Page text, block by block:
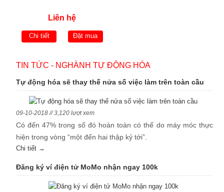
Liên hệ
Chi tiết Đặt mua
TIN TỨC - NGHÀNH TỰ ĐỘNG HÓA
Tự động hóa sẽ thay thế nửa số việc làm trên toàn cầu
09-10-2018 // 3,120 lượt xem
Có đến 47% trong số đó hoàn toàn có thể do máy móc thực
hiện trong vòng “một đến hai thập kỷ tới”.
Chi tiết →
Đăng ký ví điện tử MoMo nhận ngay 100k